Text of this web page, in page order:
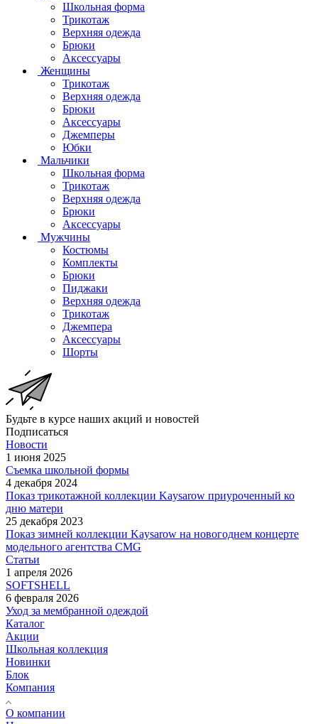
Школьная форма
Трикотаж
Верхняя одежда
Брюки
Аксессуары
Женщины
Трикотаж
Верхняя одежда
Брюки
Аксессуары
Джемперы
Юбки
Мальчики
Школьная форма
Трикотаж
Верхняя одежда
Брюки
Аксессуары
Мужчины
Костюмы
Комплекты
Брюки
Пиджаки
Верхняя одежда
Трикотаж
Джемпера
Аксессуары
Шорты
Будьте в курсе наших акций и новостей
Подписаться
Новости
1 июня 2025
Съемка школьной формы
4 декабря 2024
Показ трикотажной коллекции Kaysarow приуроченный ко
дню матери
25 декабря 2023
Показ зимней коллекции Kaysarow на новогоднем концерте
модельного агентства CMG
Статьи
1 апреля 2026
SOFTSHELL
6 февраля 2026
Уход за мембранной одеждой
Каталог
Акции
Школьная коллекция
Новинки
Блок
Компания
О компании